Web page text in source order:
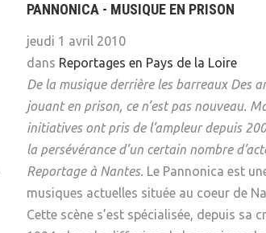
PANNONICA - MUSIQUE EN PRISON
jeudi 1 avril 2010
dans Reportages en Pays de la Loire
De la musique derrière les barreaux Des
jouant en prison, ce n’est pas nouveau.
initiatives ont pris de l’ampleur depuis
la persévérance d’un certain nombre
Reportage à Nantes. Le Pannonica est
musiques actuelles située au coeur de
Cette scène s’est spécialisée, depuis sa